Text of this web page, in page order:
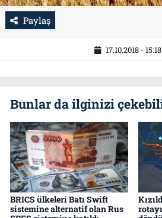
Paylaş
17.10.2018 - 15:18
Bunlar da ilginizi
BRICS ülkeleri Batı Swift
sistemine alternatif olan Rus
Tarih
İletişim